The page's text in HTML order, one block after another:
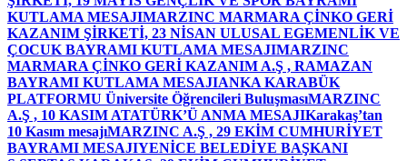
KUTLAMA MESAJIMARZINC MARMARA ÇİNKO GERİ
KAZANIM ŞİRKETİ, 23 NİSAN ULUSAL EGEMENLİK VE
ÇOCUK BAYRAMI KUTLAMA MESAJIMARZINC
MARMARA ÇİNKO GERİ KAZANIM A.Ş , RAMAZAN
BAYRAMI KUTLAMA MESAJIANKA KARABÜK
PLATFORMU Üniversite Öğrencileri BuluşmasıMARZINC
A.Ş , 10 KASIM ATATÜRK’Ü ANMA MESAJIKarakaş’tan
10 Kasım mesajıMARZINC A.Ş , 29 EKİM CUMHURİYET
BAYRAMI MESAJIYENİCE BELEDİYE BAŞKANI